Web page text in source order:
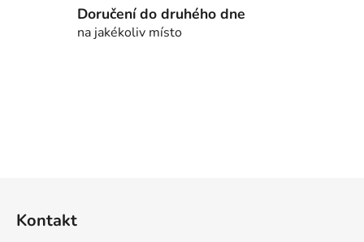
y
v
Doručení do druhého dne
na jakékoliv místo
Kontakt